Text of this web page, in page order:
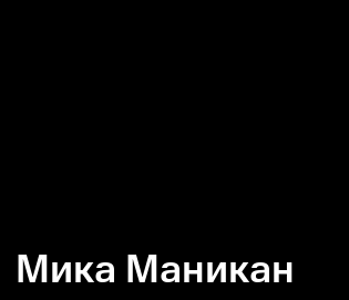
Мика Маникан